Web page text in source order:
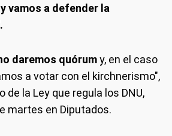
vamos a defender la
daremos quórumy, en el caso
a votar con el kirchnerismo",
la Ley que regula los DNU,
martes en Diputados.